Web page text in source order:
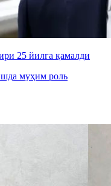
25 йилга қамалди
муҳим роль